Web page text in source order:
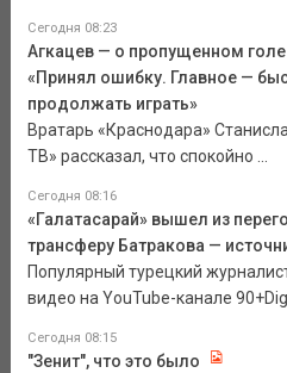
Сегодня 08:23
Агкацев — о пропущенном
«Принял ошибку. Главное —
продолжать играть»
Вратарь «Краснодара»
ТВ» рассказал, что спокойно ...
Сегодня 08:16
«Галатасарай» вышел из
трансферу Батракова —
Популярный турецкий
видео на YouTube-канале
Сегодня 08:15
"Зенит", что это было